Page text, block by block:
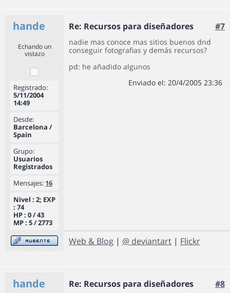
hande Re: Recursos para diseñadores #7
Echando un
vistazo
Registrado:
5/11/2004
14:49
Desde:
Barcelona /
Spain
Grupo:
Usuarios
Registrados
Mensajes: 16
Nivel : 2; EXP
: 74
HP : 0 / 43
MP : 5 / 2773
nadie mas conoce mas sitios buenos dnd
conseguir fotografias y demás recursos?
pd: he añadido algunos
Enviado el: 20/4/2005 23:36
Web & Blog | @ deviantart | Flickr
hande Re: Recursos para diseñadores #8